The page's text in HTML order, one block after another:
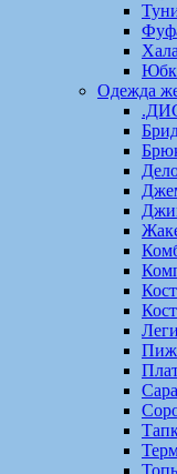
Одежда